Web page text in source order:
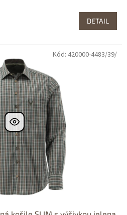
DETAIL
Kód: 420000-4483/39/